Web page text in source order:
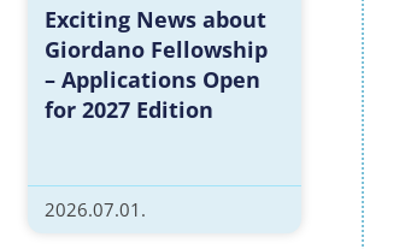
Exciting News about
Giordano Fellowship
– Applications Open
for 2027 Edition
2026.07.01.